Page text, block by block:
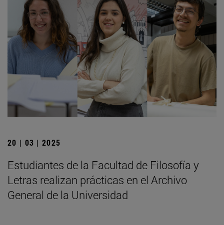
20 | 03 | 2025
Estudiantes de la Facultad de Filosofía y
Letras realizan prácticas en el Archivo
General de la Universidad